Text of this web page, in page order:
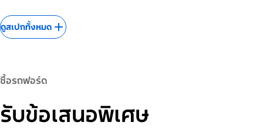
ดูสเปกทั้งหมด
ซื้อรถฟอร์ด
รับข้อเสนอพิเศษ